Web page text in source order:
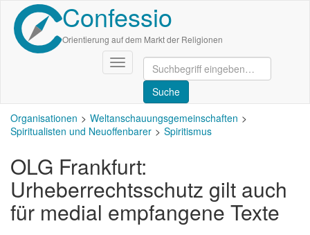
Direkt
zum
Inhalt
Confessio
Orientierung auf dem Markt der Religionen
Navigation
aktivieren/deaktivieren
Organisationen
Weltanschauungsgemeinschaften
Spiritualisten und Neuoffenbarer
Spiritismus
OLG Frankfurt:
Urheberrechtsschutz gilt auch
für medial empfangene Texte